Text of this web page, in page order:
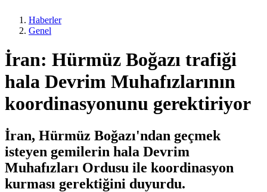
Haberler
Genel
İran: Hürmüz Boğazı trafiği
hala Devrim Muhafızlarının
koordinasyonunu gerektiriyor
İran, Hürmüz Boğazı'ndan geçmek
isteyen gemilerin hala Devrim
Muhafızları Ordusu ile koordinasyon
kurması gerektiğini duyurdu.